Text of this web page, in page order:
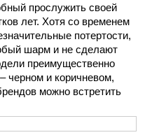
прослужить своей
лет. Хотя со временем
потертости,
шарм и не сделают
преимущественно
черном и коричневом,
можно встретить